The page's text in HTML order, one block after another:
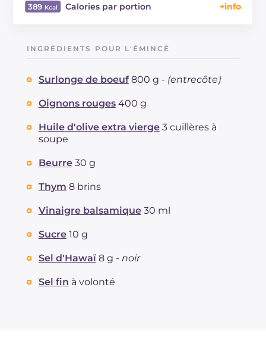
389 Calories par portion
Graisses
dont acides gras saturés
Cholestérol mg
INGRÉDIENTS POUR L'ÉMINCÉ
Surlonge de boeuf 800 g - (entrecôte)
Oignons rouges 400 g
Huile d'olive extra vierge 3 cuillères à
soupe
Beurre 30 g
Thym 8 brins
Vinaigre balsamique 30 ml
Sucre 10 g
Sel d'Hawaï 8 g - noir
Sel fin à volonté